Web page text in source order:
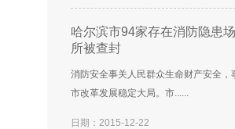
哈尔滨市94家存在消防隐患
所被查封
消防安全事关人民群众生命财产安全，
市改革发展稳定大局。市......
日期：2015-12-22